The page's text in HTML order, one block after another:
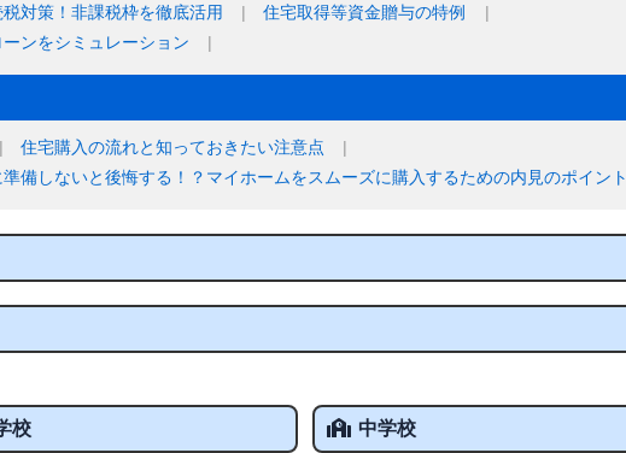
対策！非課税枠を徹底活用
住宅取得等資金贈与の特例
ンをシミュレーション
住宅購入の流れと知っておきたい注意点
備しないと後悔する！？マイホームをスムーズに購入するための内見のポイント
校 中学校